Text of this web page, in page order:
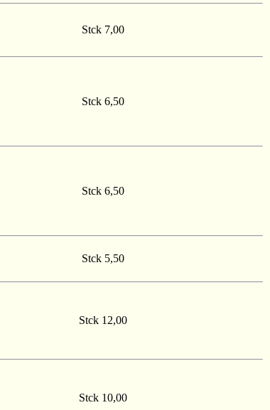
Stck 7,00
Stck 6,50
Stck 6,50
Stck 5,50
Stck 12,00
Stck 10,00